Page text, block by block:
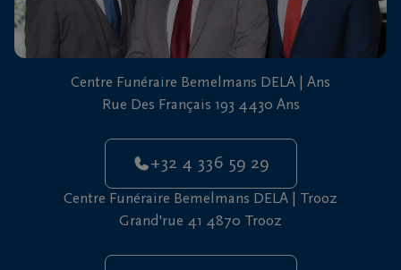
29
Centre Funéraire Bemelmans DELA | Ans
Rue Des Français 193 4430 Ans
+32 4 336 59 29
Centre Funéraire Bemelmans DELA | Trooz
Grand'rue 41 4870 Trooz